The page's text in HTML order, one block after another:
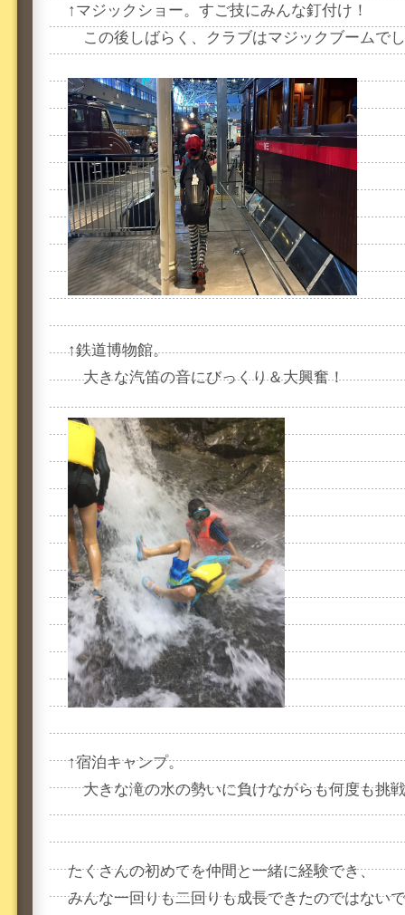
↑マジックショー。すご技にみんな釘付け！
この後しばらく、クラブはマジックブームで
↑鉄道博物館。
大きな汽笛の音にびっくり＆大興奮！
↑宿泊キャンプ。
大きな滝の水の勢いに負けながらも何度も挑
たくさんの初めてを仲間と一緒に経験でき、
みんな一回りも二回りも成長できたのではない